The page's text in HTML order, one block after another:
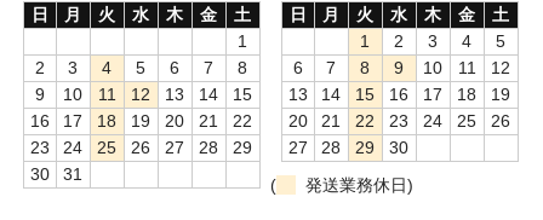
ひやおろし
たまり
キッコウトミ
南蔵商店
日
月 火 水 木 金
土
1
2
3 4 5 6 7
8
9
10 11 12 13 14
15
16
17 18 19 20 21
22
23
24 25 26 27 28
29
30
31
日
月 火 水 木 金
土
1
2 3 4
5
6
7 8 9 10 11
12
13
14 15 16 17 18
19
20
21 22 23 24 25
26
27
28 29
30
(
発送業務休日)